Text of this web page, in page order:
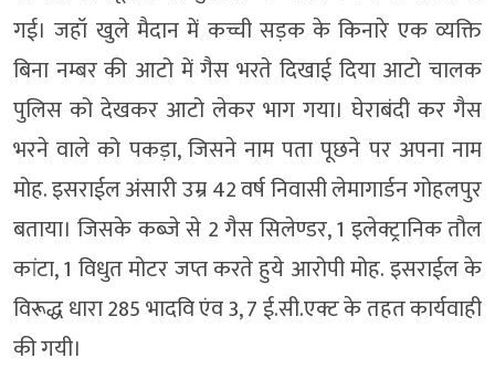
गई। जहॉ खुले मैदान में कच्ची सड़क के किनारे एक व्यक्ति
बिना नम्बर की आटो में गैस भरते दिखाई दिया आटो चालक
पुलिस को देखकर आटो लेकर भाग गया। घेराबंदी कर गैस
भरने वाले को पकड़ा, जिसने नाम पता पूछने पर अपना नाम
मोह. इसराईल अंसारी उम्र 42 वर्ष निवासी लेमागार्डन गोहलपुर
बताया। जिसके कब्जे से 2 गैस सिलेण्डर, 1 इलेक्ट्रानिक तौल
कांटा, 1 विधुत मोटर जप्त करते हुये आरोपी मोह. इसराईल के
विरूद्ध धारा 285 भादवि एंव 3, 7 ई.सी.एक्ट के तहत कार्यवाही
की गयी।